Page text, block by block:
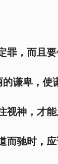
，而且
谦卑，使
视神，才
驰时，